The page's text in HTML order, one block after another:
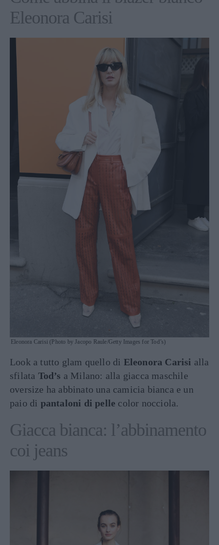
Eleonora Carisi
Eleonora Carisi (Photo by Jacopo Raule/Getty Images for Tod’s)
Look a tutto glam quello di Eleonora Carisi alla
sfilata Tod’s a Milano: alla giacca maschile
oversize ha abbinato una camicia bianca e un
paio di pantaloni di pelle color nocciola.
Giacca bianca: l’abbinamento
coi jeans